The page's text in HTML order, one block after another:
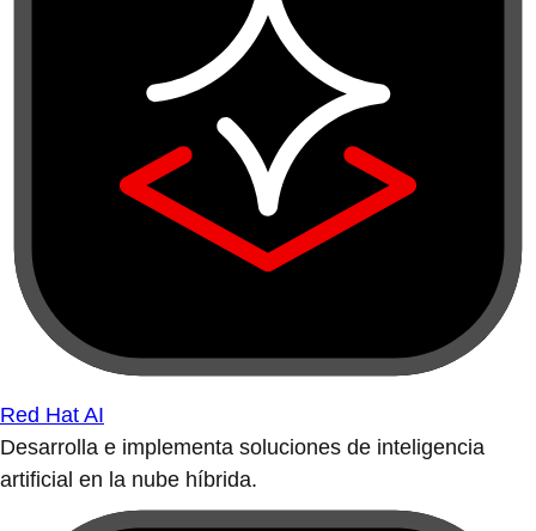
Red Hat AI
Desarrolla e implementa soluciones de inteligencia
artificial en la nube híbrida.